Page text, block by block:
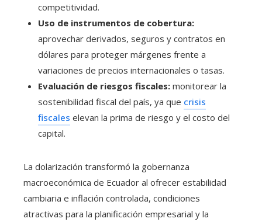
competitividad.
Uso de instrumentos de cobertura:
aprovechar derivados, seguros y contratos en
dólares para proteger márgenes frente a
variaciones de precios internacionales o tasas.
Evaluación de riesgos fiscales: monitorear la
sostenibilidad fiscal del país, ya que crisis
fiscales elevan la prima de riesgo y el costo del
capital.
La dolarización transformó la gobernanza
macroeconómica de Ecuador al ofrecer estabilidad
cambiaria e inflación controlada, condiciones
atractivas para la planificación empresarial y la